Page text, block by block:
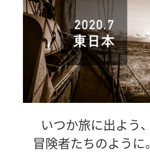
いつか旅に出よう、
冒険者たちのように。